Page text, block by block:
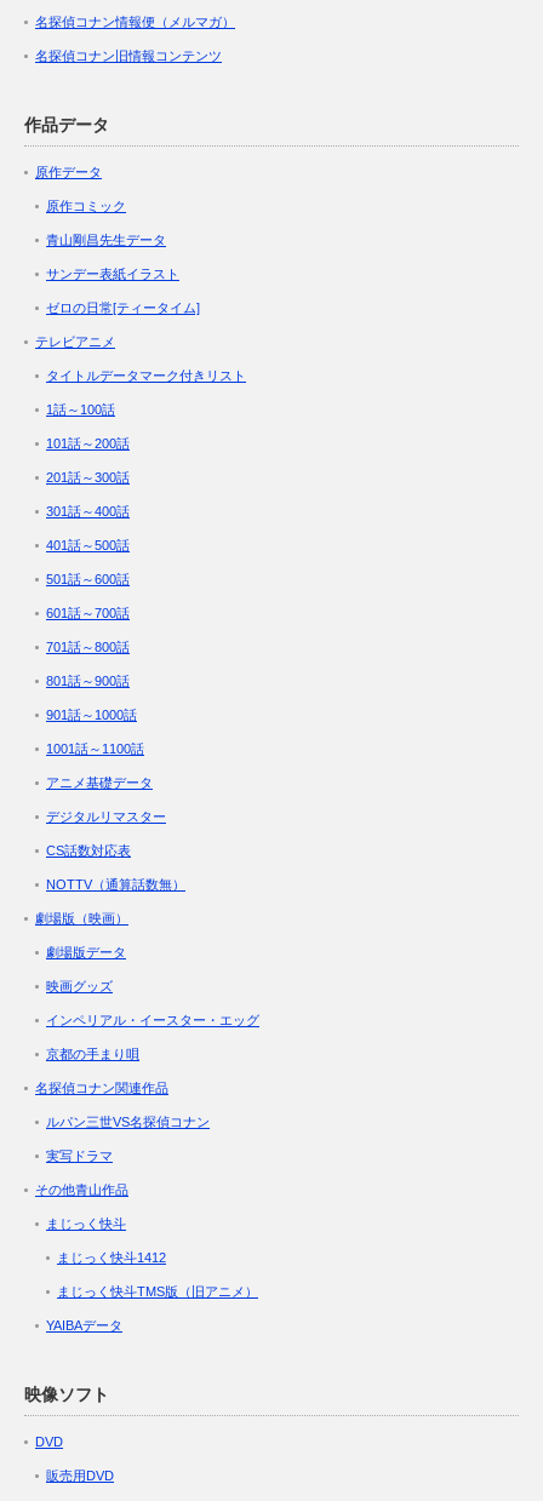
名探偵コナン情報便（メルマガ）
名探偵コナン旧情報コンテンツ
作品データ
原作データ
原作コミック
青山剛昌先生データ
サンデー表紙イラスト
ゼロの日常[ティータイム]
テレビアニメ
タイトルデータマーク付きリスト
1話～100話
101話～200話
201話～300話
301話～400話
401話～500話
501話～600話
601話～700話
701話～800話
801話～900話
901話～1000話
1001話～1100話
アニメ基礎データ
デジタルリマスター
CS話数対応表
NOTTV（通算話数無）
劇場版（映画）
劇場版データ
映画グッズ
インペリアル・イースター・エッグ
京都の手まり唄
名探偵コナン関連作品
ルパン三世VS名探偵コナン
実写ドラマ
その他青山作品
まじっく快斗
まじっく快斗1412
まじっく快斗TMS版（旧アニメ）
YAIBAデータ
映像ソフト
DVD
販売用DVD